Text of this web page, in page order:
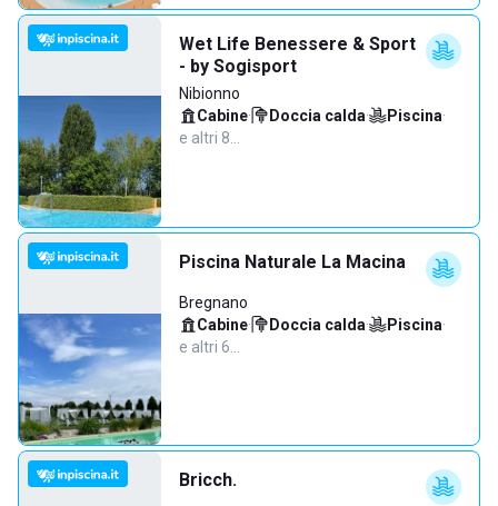
Wet Life Benessere & Sport
- by Sogisport
Nibionno
Cabine· Doccia calda· Piscina·
e altri 8…
Piscina Naturale La Macina
Bregnano
Cabine· Doccia calda· Piscina·
e altri 6…
Bricch.